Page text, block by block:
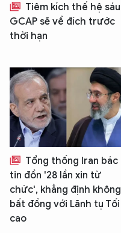
Tiêm kích thế hệ sáu
GCAP sẽ về đích trước
thời hạn
Tổng thống Iran bác
tin đồn '28 lần xin từ
chức', khẳng định không
bất đồng với Lãnh tụ Tối
cao